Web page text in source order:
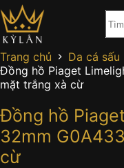
Chuyển
đến
phần
nội
dung
Trang chủ
Da cá sấu
Đồng hồ Piaget
mặt trắng xà cừ
Đồng hồ
32mm
cừ